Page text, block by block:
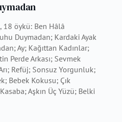
18 öykü: Ben Hâlâ
Duymadan; Kardaki Ayak
Ay; Kağıttan Kadınlar;
Perde Arkası; Sevmek
Refüj; Sonsuz Yorgunluk;
Bebek Kokusu; Çık
Aşkın Üç Yüzü; Belki